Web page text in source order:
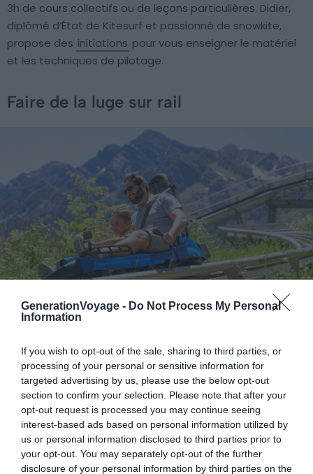
GenerationVoyage - Do Not Process My Personal
Information
If you wish to opt-out of the sale, sharing to third parties, or
processing of your personal or sensitive information for
targeted advertising by us, please use the below opt-out
section to confirm your selection. Please note that after your
opt-out request is processed you may continue seeing
interest-based ads based on personal information utilized by
us or personal information disclosed to third parties prior to
your opt-out. You may separately opt-out of the further
disclosure of your personal information by third parties on the
3h de cours collectifs ou de leçons particulières. Didier,
diplômé d’État de Kitesurf et passionné de snowkite,
propose des initiations pour vous enseigner le matériel
et les techniques de pilotage.
Faire de la luge sur rail
Shutterstock – Yulia Raneva
Certaines stations d’Auvergne-Rhône-Alpes proposent
une autre activité immanquable : la piste de luge sur rail.
Les Perrières, par exemple, offrent une piste de luge 4
saisons sur rails. Vivez une descente sensationnelle de 1
100m de longueur, avec un dénivelé de 104m. Entre
virages et vitesse pouvant aller jusqu’à 40 km/h, cette